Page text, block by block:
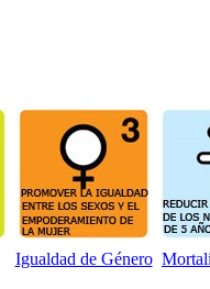
Igualdad de Género